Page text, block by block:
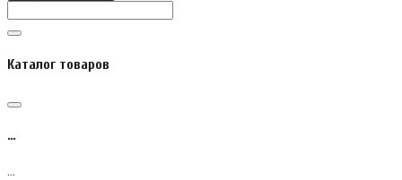
Каталог товаров
…
…